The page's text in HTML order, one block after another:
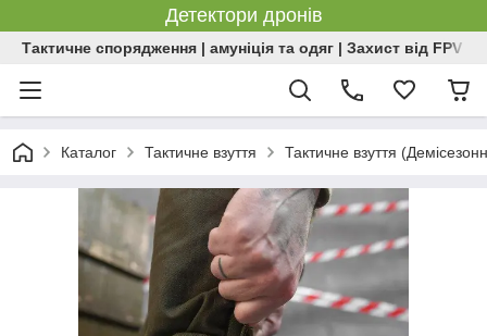
Детектори дронів
Тактичне спорядження | амуніція та одяг | Захист від FPV |
Каталог Тактичне взуття Тактичне взуття